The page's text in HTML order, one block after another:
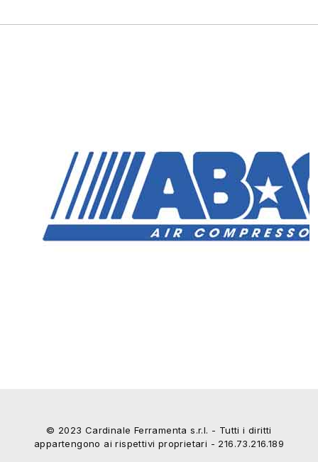
© 2023 Cardinale Ferramenta s.r.l. - Tutti i diritti
appartengono ai rispettivi proprietari - 216.73.216.189